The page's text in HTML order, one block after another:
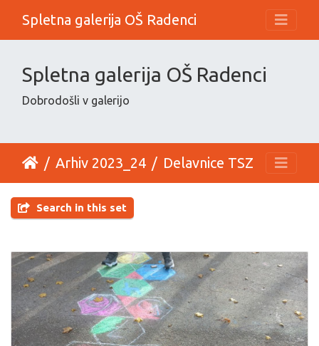
Spletna galerija OŠ Radenci
Spletna galerija OŠ Radenci
Dobrodošli v galerijo
Arhiv 2023_24 Delavnice TSZ
Search in this set